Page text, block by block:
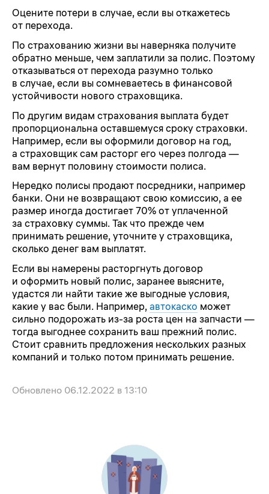
Оцените потери в случае, если вы откажетесь
от перехода.
По страхованию жизни вы наверняка получите
обратно меньше, чем заплатили за полис. Поэтому
отказываться от перехода разумно только
в случае, если вы сомневаетесь в финансовой
устойчивости нового страховщика.
По другим видам страхования выплата будет
пропорциональна оставшемуся сроку страховки.
Например, если вы оформили договор на год,
а страховщик сам расторг его через полгода —
вам вернут половину стоимости полиса.
Нередко полисы продают посредники, например
банки. Они не возвращают свою комиссию, а ее
размер иногда достигает 70% от уплаченной
за страховку суммы. Так что прежде чем
принимать решение, уточните у страховщика,
сколько денег вам выплатят.
Если вы намерены расторгнуть договор
и оформить новый полис, заранее выясните,
удастся ли найти такие же выгодные условия,
какие у вас были. Например, автокаско может
сильно подорожать из-за роста цен на запчасти —
тогда выгоднее сохранить ваш прежний полис.
Стоит сравнить предложения нескольких разных
компаний и только потом принимать решение.
Обновлено 06.12.2022 в 13:10